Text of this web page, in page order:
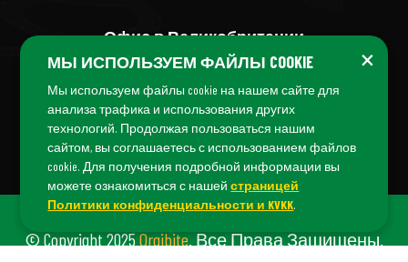
Офис в Великобритании
+44 (7456) 04 38 04
© Copyright 2025Orgibite. Все Права Защищены.
×
МЫ ИСПОЛЬЗУЕМ ФАЙЛЫ COOKIE
Мы используем файлы cookie на нашем сайте для
анализа трафика и использования других
технологий. Продолжая пользоваться нашим
сайтом, вы соглашаетесь с использованием файлов
cookie. Для получения подробной информации вы
можете ознакомиться с нашейстраницей
Политики конфиденциальности и KVKK.